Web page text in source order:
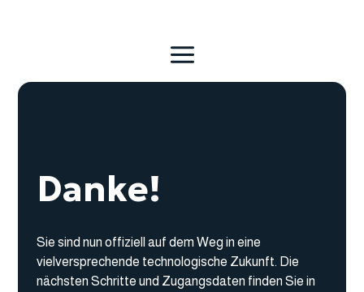
Danke!
Sie sind nun offiziell auf dem Weg in eine
vielversprechende technologische Zukunft. Die
nächsten Schritte und Zugangsdaten finden Sie in